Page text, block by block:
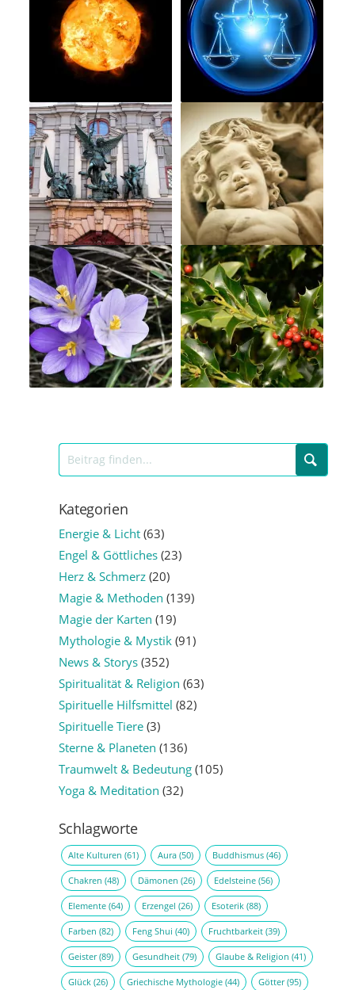
Kategorien
Energie & Licht(63)
Engel & Göttliches(23)
Herz & Schmerz(20)
Magie & Methoden (139)
Magie der Karten (19)
Mythologie & Mystik(91)
News & Storys(352)
Spiritualität & Religion (63)
Spirituelle Hilfsmittel (82)
Spirituelle Tiere(3)
Sterne & Planeten (136)
Traumwelt & Bedeutung(105)
Yoga & Meditation (32)
Schlagworte
Alte Kulturen (61) Aura(50) Buddhismus(46)
Chakren (48) Dämonen (26) Edelsteine(56)
Elemente(64) Erzengel (26) Esoterik(88)
Farben (82) Feng Shui (40) Fruchtbarkeit(39)
Geister(89) Gesundheit(79) Glaube & Religion (41)
Glück(26) Griechische Mythologie(44) Götter(95)